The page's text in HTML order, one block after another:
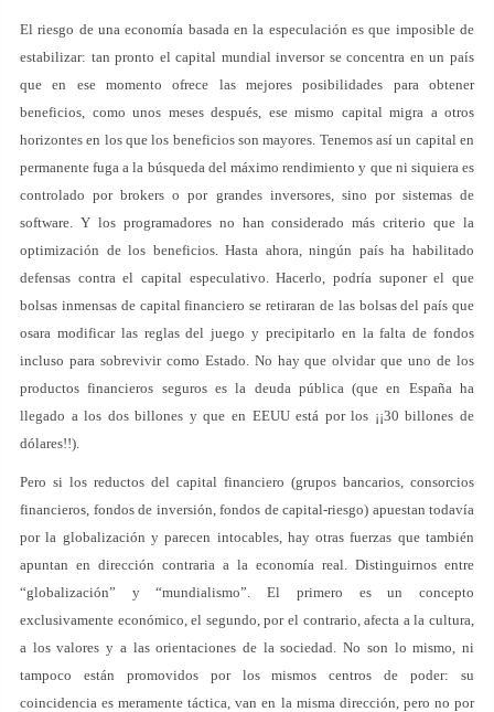
El riesgo de una economía basada en la especulación es que imposible de
estabilizar: tan pronto el capital mundial inversor se concentra en un país
que en ese momento ofrece las mejores posibilidades para obtener
beneficios, como unos meses después, ese mismo capital migra a otros
horizontes en los que los beneficios son mayores. Tenemos así un capital en
permanente fuga a la búsqueda del máximo rendimiento y que ni siquiera es
controlado por brokers o por grandes inversores, sino por sistemas de
software. Y los programadores no han considerado más criterio que la
optimización de los beneficios. Hasta ahora, ningún país ha habilitado
defensas contra el capital especulativo. Hacerlo, podría suponer el que
bolsas inmensas de capital financiero se retiraran de las bolsas del país que
osara modificar las reglas del juego y precipitarlo en la falta de fondos
incluso para sobrevivir como Estado. No hay que olvidar que uno de los
productos financieros seguros es la deuda pública (que en España ha
llegado a los dos billones y que en EEUU está por los ¡¡30 billones de
dólares!!).
Pero si los reductos del capital financiero (grupos bancarios, consorcios
financieros, fondos de inversión, fondos de capital-riesgo) apuestan todavía
por la globalización y parecen intocables, hay otras fuerzas que también
apuntan en dirección contraria a la economía real. Distinguirnos entre
“globalización” y “mundialismo”. El primero es un concepto
exclusivamente económico, el segundo, por el contrario, afecta a la cultura,
a los valores y a las orientaciones de la sociedad. No son lo mismo, ni
tampoco están promovidos por los mismos centros de poder: su
coincidencia es meramente táctica, van en la misma dirección, pero no por